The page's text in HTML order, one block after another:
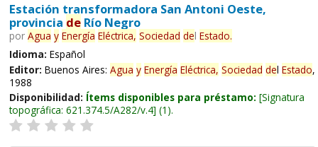
Estación transformadora San Antoni Oeste,
provincia deRío Negro
por Agua y Energía Eléctrica, Sociedad del Estado.
Idioma: Español
Editor: Buenos Aires: Agua y Energía Eléctrica, Sociedad del Estado,
1988
Disponibilidad: Ítems disponibles para préstamo: Signatura
topográfica: 621.374.5/A282/v.4 (1).